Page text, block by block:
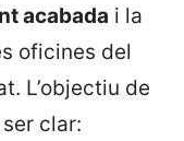
acabada i la
oficines del
L’objectiu de
clar: